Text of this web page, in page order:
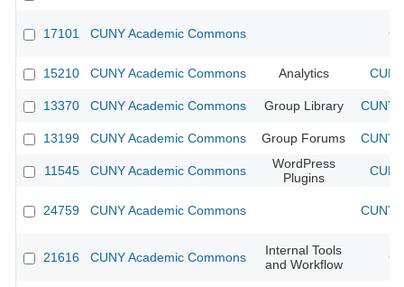
17101 CUNY Academic Commons
15210 CUNY Academic Commons Analytics
13370 CUNY Academic Commons Group Library CUNY
13199 CUNY Academic Commons Group Forums CUNY
11545 CUNY Academic Commons
WordPress
Plugins
24759 CUNY Academic Commons CUNY
21616 CUNY Academic Commons
Internal Tools
and Workflow